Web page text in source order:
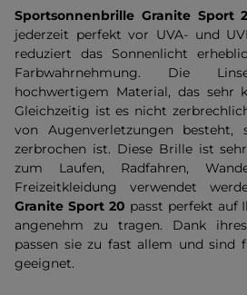
Sportsonnenbrille Granite Sport
jederzeit perfekt vor UVA- und
reduziert das Sonnenlicht
Farbwahrnehmung. Die
hochwertigem Material, das sehr
Gleichzeitig ist es nicht
von Augenverletzungen besteht,
zerbrochen ist. Diese Brille ist
zum Laufen, Radfahren,
Freizeitkleidung verwendet
Granite Sport 20 passt perfekt auf
angenehm zu tragen. Dank
passen sie zu fast allem und sind
geeignet.